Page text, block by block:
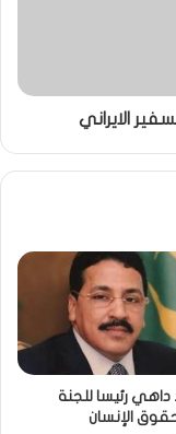
الايراني
داهي رئيسا للجنة
الإنسان